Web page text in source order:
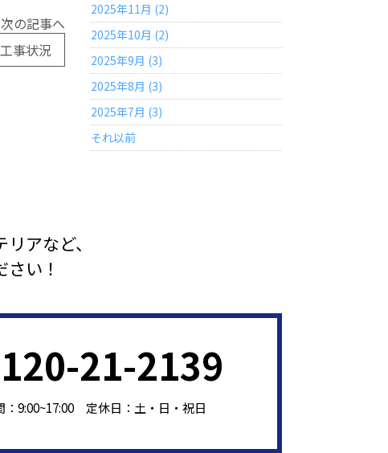
次の記事へ
事状況
2025年11月 (2)
2025年10月 (2)
2025年9月 (3)
2025年8月 (3)
2025年7月 (3)
それ以前
アなど、
い！
21-2139
：9:00~17:00 定休日：土・日・祝日